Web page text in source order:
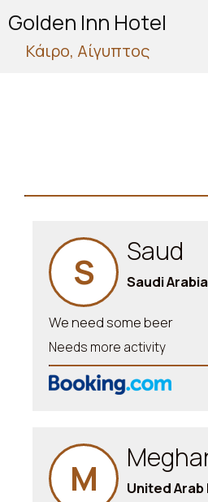
Golden Inn Hotel
Κάιρο, Αίγυπτος
S Saud
Saudi Arabia
We need some beer
Needs more activity
M United